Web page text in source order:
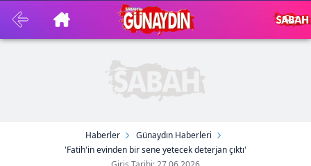
Haberler
Günaydın Haberleri
'Fatih'in evinden bir sene yetecek deterjan çıktı'